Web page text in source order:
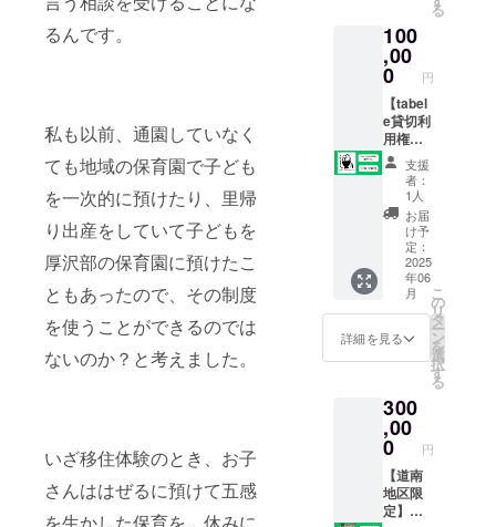
るんです。
私も以前、通園していなく
ても地域の保育園で子ども
を一次的に預けたり、里帰
り出産をしていて子どもを
厚沢部の保育園に預けたこ
ともあったので、その制度
を使うことができるのでは
ないのか？と考えました。
いざ移住体験のとき、お子
さんははぜるに預けて五感
を生かした保育を、休みに
中村が
アレン
ジした
郷土料
理が作
れるレ
シピ付
き ・原
材料、
主原料
の原産
地：北
海道厚
沢部町
・原材
料及び
添加物
等の食
のラベ
ルに表
記され
ます。
商品開
封前に
は必ず
子様に
料理を
教えし
ながら
クッキ
ングし
ます。
・場
所：厚
沢部町
から車
で1時間
圏内の
み対応
可能で
す。 ・
内容：
じゃが
いもを
使った
理とな
りま
す。 ・
クラウ
ドファ
ンディ
ング終
る
100
,00
0 円
【tabel
e貸切利
用権
（最大
10
名）】
・
tabele
を貸切
にし
て、料
理をご
提供し
ます ・
場所：
北海道
町
tabele
・人
数：最
大10名
・内
容：リ
支援
者：
1人
お届
け予
定：
2025
年06
月
詳細を見る
こ
の
リ
タ
ー
ン
を
選
択
す
る
300
,00
0 円
【道南
地区限
定】出